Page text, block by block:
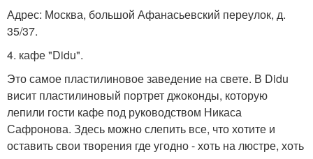
Адрес: Москва, большой Афанасьевский переулок, д.
35/37.
4. кафе "Didu".
Это самое пластилиновое заведение на свете. В Didu
висит пластилиновый портрет джоконды, которую
лепили гости кафе под руководством Никаса
Сафронова. Здесь можно слепить все, что хотите и
оставить свои творения где угодно - хоть на люстре, хоть